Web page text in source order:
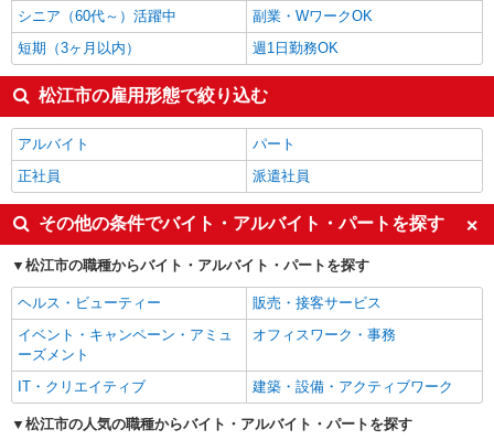
シニア（60代～）活躍中
副業・WワークOK
短期（3ヶ月以内）
週1日勤務OK
松江市の雇用形態で絞り込む
アルバイト
パート
正社員
派遣社員
その他の条件でバイト・アルバイト・パートを探す
松江市の職種からバイト・アルバイト・パートを探す
ヘルス・ビューティー
販売・接客サービス
イベント・キャンペーン・アミュ
ーズメント
オフィスワーク・事務
IT・クリエイティブ 建築・設備・アクティブワーク
松江市の人気の職種からバイト・アルバイト・パートを探す